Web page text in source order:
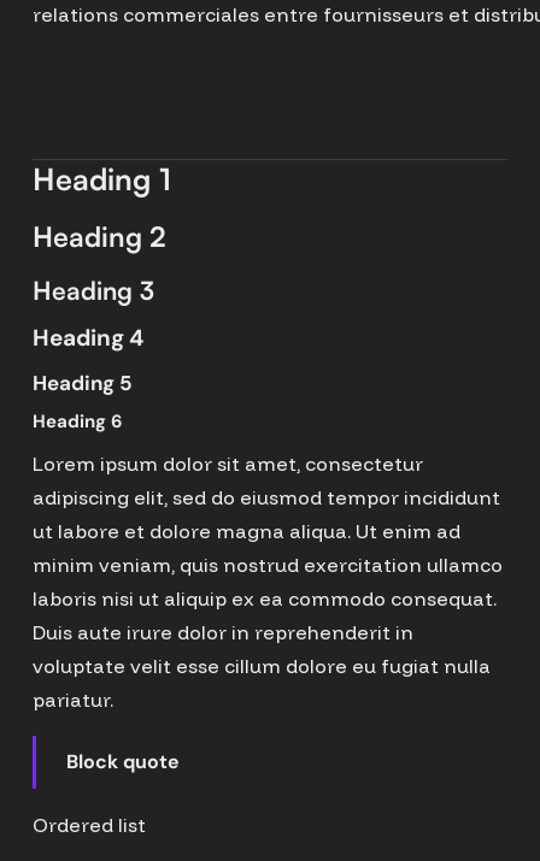
relations commerciales entre fournisseurs et
Heading 1
Heading 2
Heading 3
Heading 4
Heading 5
Heading 6
Lorem ipsum dolor sit amet, consectetur
adipiscing elit, sed do eiusmod tempor incididunt
ut labore et dolore magna aliqua. Ut enim ad
minim veniam, quis nostrud exercitation ullamco
laboris nisi ut aliquip ex ea commodo consequat.
Duis aute irure dolor in reprehenderit in
voluptate velit esse cillum dolore eu fugiat nulla
pariatur.
Block quote
Ordered list